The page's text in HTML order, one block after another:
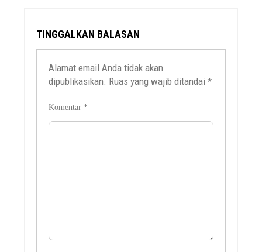
TINGGALKAN BALASAN
Alamat email Anda tidak akan
dipublikasikan. Ruas yang wajib ditandai*
Komentar *